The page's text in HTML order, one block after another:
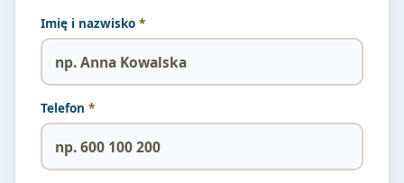
Imię i nazwisko *
Telefon *